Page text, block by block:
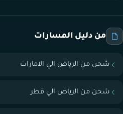
من دليل المسارات
شحن من الرياض الي الامارات
شحن من الرياض الي قطر